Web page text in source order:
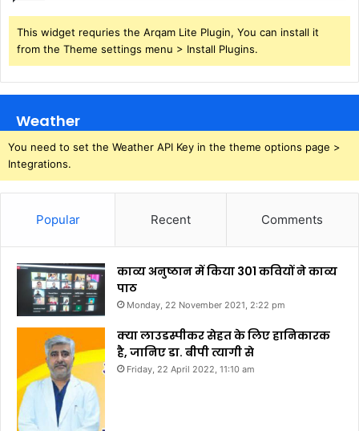
This widget requries the Arqam Lite Plugin, You can install it
from the Theme settings menu > Install Plugins.
Weather
You need to set the Weather API Key in the theme options page >
Integrations.
Popular Recent Comments
काव्य अनुष्ठान में किया 301 कवियों ने काव्य
पाठ
Monday, 22 November 2021, 2:22 pm
क्या लाउडस्पीकर सेहत के लिए हानिकारक
है, जानिए डा. बीपी त्यागी से
Friday, 22 April 2022, 11:10 am